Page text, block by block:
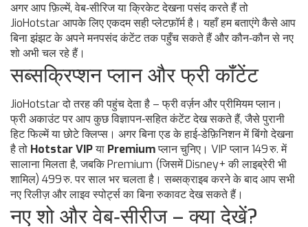
अगर आप फ़िल्में, वेब‑सीरिज या क्रिकेट देखना पसंद करते हैं तो
JioHotstar आपके लिए एकदम सही प्लेटफ़ॉर्म है। यहाँ हम बताएंगे कैसे आप
बिना झंझट के अपने मनपसंद कंटेंट तक पहुँच सकते हैं और कौन‑कौन से नए
शो अभी चल रहे हैं।
सब्सक्रिप्शन प्लान और फ्री कॉंटेंट
JioHotstar दो तरह की पहुंच देता है – फ्री वर्ज़न और प्रीमियम प्लान।
फ्री अकाउंट पर आप कुछ विज्ञापन‑सहित कंटेंट देख सकते हैं, जैसे पुरानी
हिट फिल्में या छोटे क्लिप्स। अगर बिना एड के हाई‑डेफ़िनिशन में बिंगो देखना
है तो Hotstar VIPया Premiumप्लान चुनिए। VIP प्लान 149 रु. में
सालाना मिलता है, जबकि Premium (जिसमें Disney+ की लाइब्रेरी भी
शामिल) 499 रु. पर साल भर चलता है। सब्सक्राइब करने के बाद आप सभी
नए रिलीज़ और लाइव स्पोर्ट्स का बिना रुकावट देख सकते हैं।
नए शो और वेब‑सीरीज – क्या देखें?